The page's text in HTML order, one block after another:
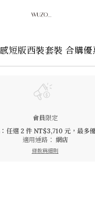
短版西裝套裝 合購優
會員限定
任選 2 件 NT$3,710 元，最多
適用通路： 網店
條款與細則